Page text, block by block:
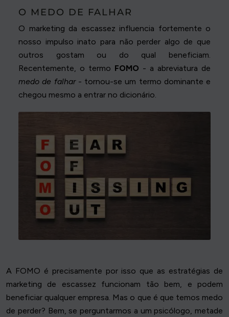
O MEDO DE FALHAR
O marketing da escassez influencia fortemente o
nosso impulso inato para não perder algo de que
outros gostam ou do qual beneficiam.
Recentemente, o termo FOMO - a abreviatura de
medo de falhar- tornou-se um termo dominante e
chegou mesmo a entrar no dicionário.
A FOMO é precisamente por isso que as estratégias de
marketing de escassez funcionam tão bem, e podem
beneficiar qualquer empresa. Mas o que é que temos medo
de perder? Bem, se perguntarmos a um psicólogo, metade